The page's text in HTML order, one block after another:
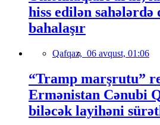
hiss edilən sahələrdə
bahalaşır
Qafqaz, 06 avqust, 01:06
“Tramp marşrutu”
Ermənistan Cənubi
biləcək layihəni